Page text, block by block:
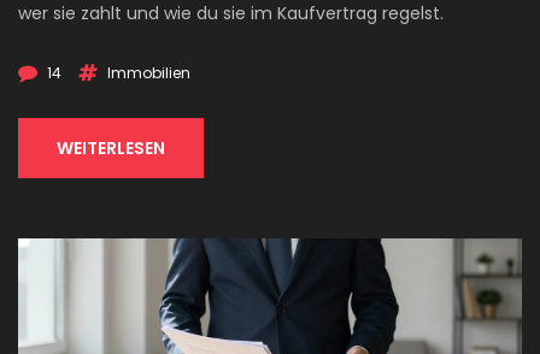
wer sie zahlt und wie du sie im Kaufvertrag regelst.
14 Immobilien
WEITERLESEN